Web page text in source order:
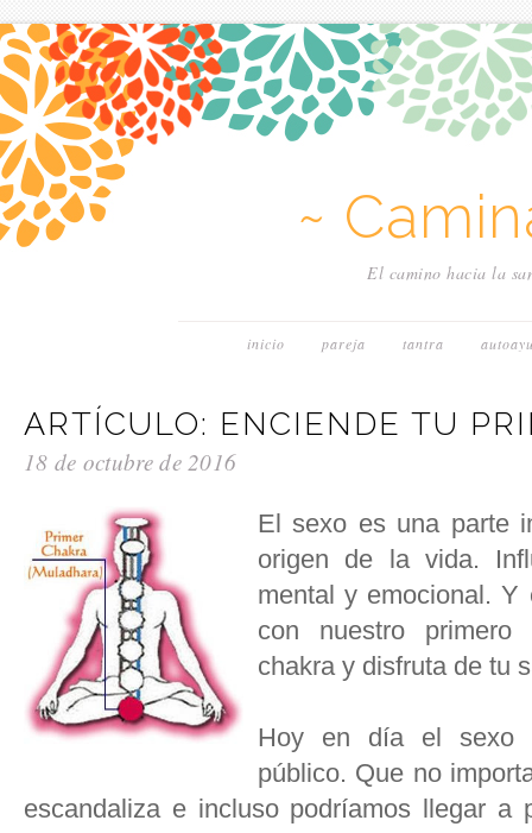
~
El camino hacia la
inicio pareja tantra
ARTÍCULO: ENCIENDE TU
18 de octubre de 2016
El sexo es una parte
origen de la vida.
mental y emocional. Y
con nuestro primero
chakra y disfruta de tu
Hoy en día el sexo
público. Que no
escandaliza e incluso podríamos llegar